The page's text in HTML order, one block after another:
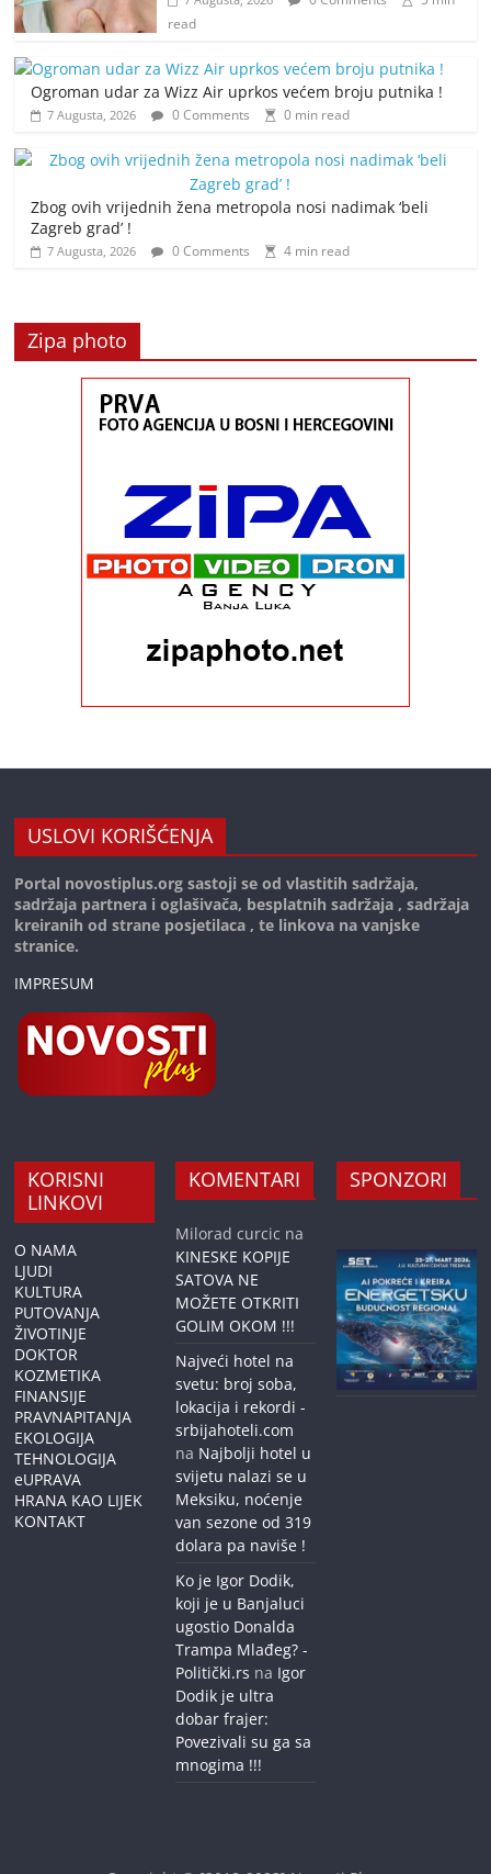
read
Ogroman udar za Wizz Air uprkos većem broju putnika !
7 Augusta, 2026 0 Comments 0 min read
Zbog ovih vrijednih žena metropola nosi nadimak ‘beli
Zagreb grad’ !
7 Augusta, 2026 0 Comments 4 min read
Zipa photo
USLOVI KORIŠĆENJA
Portal novostiplus.org sastoji se od vlastitih sadržaja,
sadržaja partnera i oglašivača, besplatnih sadržaja , sadržaja
kreiranih od strane posjetilaca , te linkova na vanjske
stranice.
IMPRESUM
KORISNI
LINKOVI
O NAMA
LJUDI
KULTURA
PUTOVANJA
ŽIVOTINJE
DOKTOR
KOZMETIKA
FINANSIJE
PRAVNAPITANJA
EKOLOGIJA
TEHNOLOGIJA
eUPRAVA
HRANA KAO LIJEK
KONTAKT
KOMENTARI
Milorad curcic na
KINESKE KOPIJE
SATOVA NE
MOŽETE OTKRITI
GOLIM OKOM !!!
Najveći hotel na
svetu: broj soba,
lokacija i rekordi -
srbijahoteli.com
na Najbolji hotel u
svijetu nalazi se u
Meksiku, noćenje
van sezone od 319
dolara pa naviše !
Ko je Igor Dodik,
koji je u Banjaluci
ugostio Donalda
Trampa Mlađeg? -
Politički.rs na Igor
Dodik je ultra
dobar frajer:
Povezivali su ga sa
mnogima !!!
SPONZORI